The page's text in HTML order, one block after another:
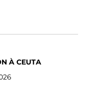
À CEUTA